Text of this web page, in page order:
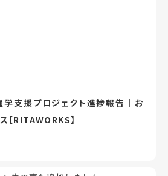
学支援プロジェクト進捗報告｜お
【RITAWORKS】